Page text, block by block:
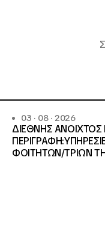
03 · 08 · 2026
ΔΙΕΘΝΗΣ
ΦΟΙΤΗΤΩΝ/ΤΡΙΩΝ